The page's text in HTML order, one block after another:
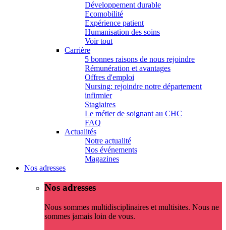
Développement durable
Ecomobilité
Expérience patient
Humanisation des soins
Voir tout
Carrière
5 bonnes raisons de nous rejoindre
Rémunération et avantages
Offres d'emploi
Nursing: rejoindre notre département
infirmier
Stagiaires
Le métier de soignant au CHC
FAQ
Actualités
Notre actualité
Nos événements
Magazines
Nos adresses
Nos adresses
Nous sommes multidisciplinaires et multisites. Nous ne
sommes jamais loin de vous.